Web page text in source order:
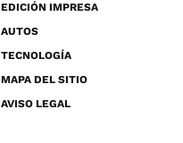
EDICIÓN IMPRESA
AUTOS
TECNOLOGÍA
MAPA DEL SITIO
AVISO LEGAL